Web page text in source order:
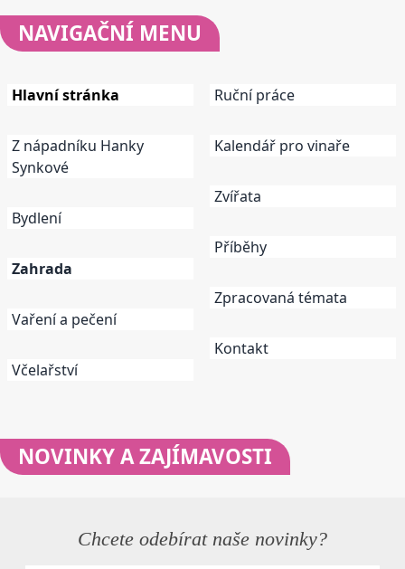
NAVIGAČNÍ MENU
Hlavní stránka
Z nápadníku Hanky
Synkové
Bydlení
Zahrada
Vaření a pečení
Včelařství
Ruční práce
Kalendář pro vinaře
Zvířata
Příběhy
Zpracovaná témata
Kontakt
NOVINKYA ZAJÍMAVOSTI
Chcete odebírat naše novinky?